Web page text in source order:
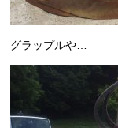
グラップルや…